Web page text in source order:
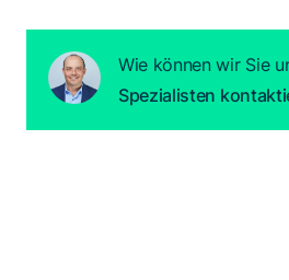
Wie können wir Sie
Spezialisten